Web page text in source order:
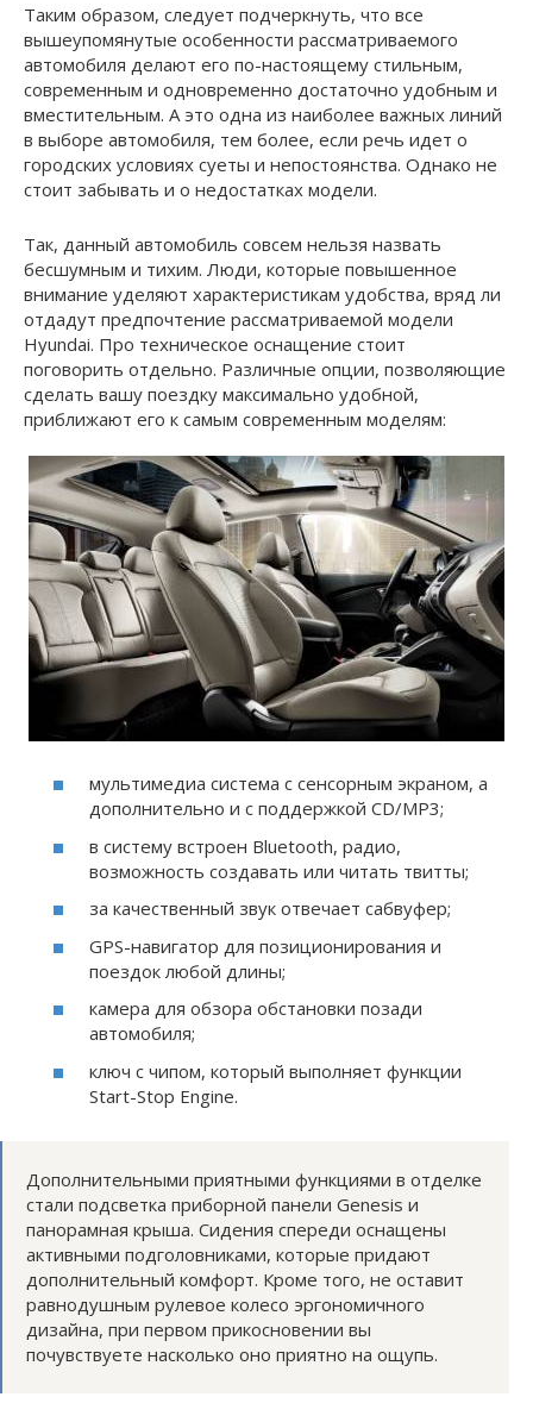
Таким образом, следует подчеркнуть, что все
вышеупомянутые особенности рассматриваемого
автомобиля делают его по-настоящему стильным,
современным и одновременно достаточно удобным и
вместительным. А это одна из наиболее важных линий
в выборе автомобиля, тем более, если речь идет о
городских условиях суеты и непостоянства. Однако не
стоит забывать и о недостатках модели.
Так, данный автомобиль совсем нельзя назвать
бесшумным и тихим. Люди, которые повышенное
внимание уделяют характеристикам удобства, вряд ли
отдадут предпочтение рассматриваемой модели
Hyundai. Про техническое оснащение стоит
поговорить отдельно. Различные опции, позволяющие
сделать вашу поездку максимально удобной,
приближают его к самым современным моделям:
мультимедиа система с сенсорным экраном, а
дополнительно и с поддержкой CD/MP3;
в систему встроен Bluetooth, радио,
возможность создавать или читать твитты;
за качественный звук отвечает сабвуфер;
GPS-навигатор для позиционирования и
поездок любой длины;
камера для обзора обстановки позади
автомобиля;
ключ с чипом, который выполняет функции
Start-Stop Engine.
Дополнительными приятными функциями в отделке
стали подсветка приборной панели Genesis и
панорамная крыша. Сидения спереди оснащены
активными подголовниками, которые придают
дополнительный комфорт. Кроме того, не оставит
равнодушным рулевое колесо эргономичного
дизайна, при первом прикосновении вы
почувствуете насколько оно приятно на ощупь.